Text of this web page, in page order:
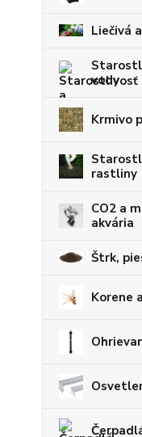
Liečivá
vody
Krmivo
rastliny
CO2 a
akvária
Štrk,
Korene